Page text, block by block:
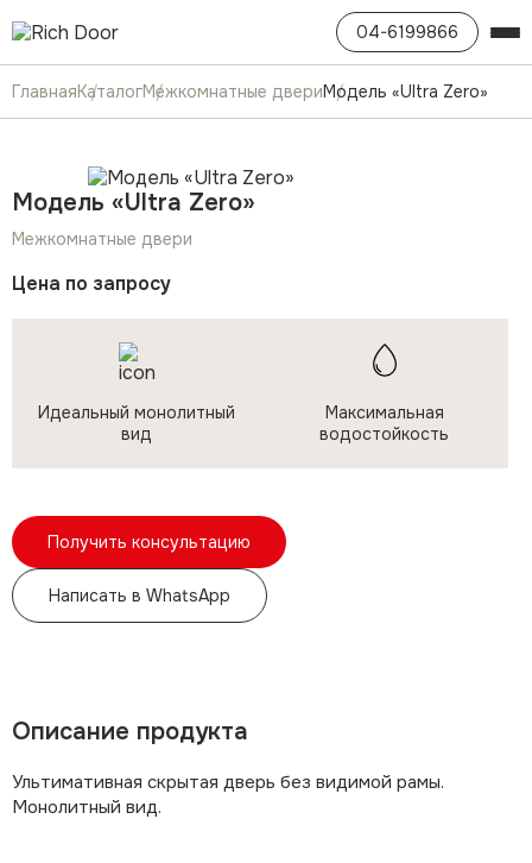
04-6199866
ГлавнаяКаталогМежкомнатные двериМодель «Ultra Zero»
Модель «Ultra Zero»
Межкомнатные двери
Цена по запросу
Идеальный монолитный
вид
Максимальная
водостойкость
Получить консультацию
Написать в WhatsApp
Описание продукта
Ультимативная скрытая дверь без видимой рамы.
Монолитный вид.